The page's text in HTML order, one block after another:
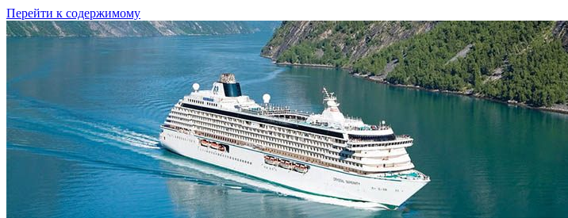
Перейти к содержимому